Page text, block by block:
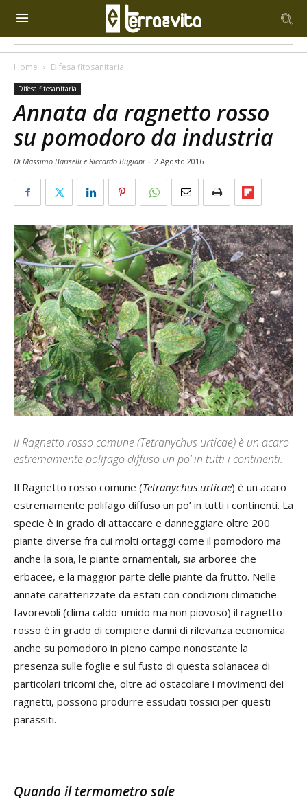
Home Difesa fitosanitaria
Difesa fitosanitaria
Annata da ragnetto rosso
su pomodoro da industria
Di Massimo Bariselli e Riccardo Bugiani - 2 Agosto 2016
Il Ragnetto rosso comune (Tetranychus urticae) è un acaro
estremamente polifago diffuso un po’ in tutti i continenti.
Il Ragnetto rosso comune (Tetranychus urticae) è un acaro
estremamente polifago diffuso un po’ in tutti i continenti. La
specie è in grado di attaccare e danneggiare oltre 200
piante diverse fra cui molti ortaggi come il pomodoro ma
anche la soia, le piante ornamentali, sia arboree che
erbacee, e la maggior parte delle piante da frutto. Nelle
annate caratterizzate da estati con condizioni climatiche
favorevoli (clima caldo-umido ma non piovoso) il ragnetto
rosso è in grado di compiere danni di rilevanza economica
anche su pomodoro in pieno campo nonostante la
presenza sulle foglie e sul fusto di questa solanacea di
particolari tricomi che, oltre ad ostacolare i movimenti dei
ragnetti, possono produrre essudati tossici per questi
parassiti.
Quando il termometro sale